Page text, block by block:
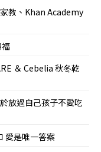
教、Khan Academy
＆ Cebelia 秋冬乾
放過自己孩子不愛吃
愛是唯一答案